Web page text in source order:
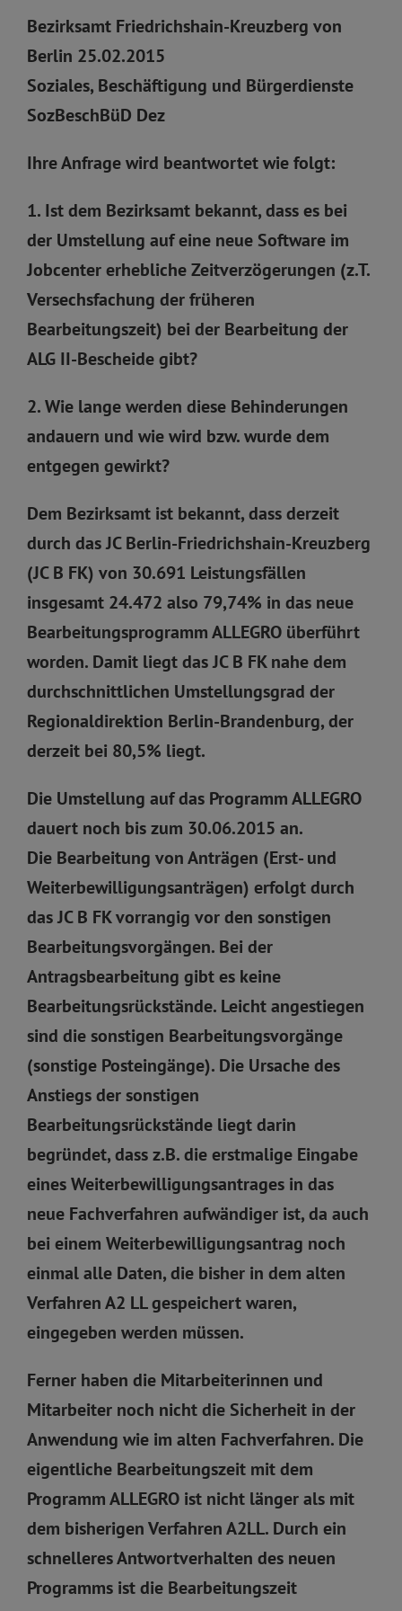
Bezirksamt Friedrichshain-Kreuzberg von
Berlin 25.02.2015
Soziales, Beschäftigung und Bürgerdienste
SozBeschBüD Dez
Ihre Anfrage wird beantwortet wie folgt:
1. Ist dem Bezirksamt bekannt, dass es bei
der Umstellung auf eine neue Software im
Jobcenter erhebliche Zeitverzögerungen (z.T.
Versechsfachung der früheren
Bearbeitungszeit) bei der Bearbeitung der
ALG II-Bescheide gibt?
2. Wie lange werden diese Behinderungen
andauern und wie wird bzw. wurde dem
entgegen gewirkt?
Dem Bezirksamt ist bekannt, dass derzeit
durch das JC Berlin-Friedrichshain-Kreuzberg
(JC B FK) von 30.691 Leistungsfällen
insgesamt 24.472 also 79,74% in das neue
Bearbeitungsprogramm ALLEGRO überführt
worden. Damit liegt das JC B FK nahe dem
durchschnittlichen Umstellungsgrad der
Regionaldirektion Berlin-Brandenburg, der
derzeit bei 80,5% liegt.
Die Umstellung auf das Programm ALLEGRO
dauert noch bis zum 30.06.2015 an.
Die Bearbeitung von Anträgen (Erst- und
Weiterbewilligungsanträgen) erfolgt durch
das JC B FK vorrangig vor den sonstigen
Bearbeitungsvorgängen. Bei der
Antragsbearbeitung gibt es keine
Bearbeitungsrückstände. Leicht angestiegen
sind die sonstigen Bearbeitungsvorgänge
(sonstige Posteingänge). Die Ursache des
Anstiegs der sonstigen
Bearbeitungsrückstände liegt darin
begründet, dass z.B. die erstmalige Eingabe
eines Weiterbewilligungsantrages in das
neue Fachverfahren aufwändiger ist, da auch
bei einem Weiterbewilligungsantrag noch
einmal alle Daten, die bisher in dem alten
Verfahren A2 LL gespeichert waren,
eingegeben werden müssen.
Ferner haben die Mitarbeiterinnen und
Mitarbeiter noch nicht die Sicherheit in der
Anwendung wie im alten Fachverfahren. Die
eigentliche Bearbeitungszeit mit dem
Programm ALLEGRO ist nicht länger als mit
dem bisherigen Verfahren A2LL. Durch ein
schnelleres Antwortverhalten des neuen
Programms ist die Bearbeitungszeit